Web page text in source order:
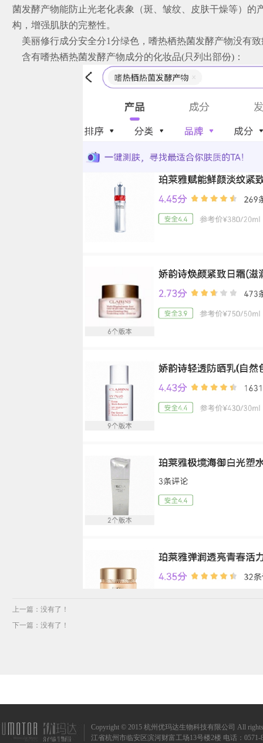
菌发酵产物能防止光老化表象（斑、皱纹、皮肤干燥等）的
构，增强肌肤的完整性。
美丽修行成分安全分1分绿色，嗜热栖热菌发酵产物没有
含有嗜热栖热菌发酵产物成分的化妆品(只列出部份)：
上一篇：没有了！
下一篇：没有了！
Copyright © 2015 杭州优玛达生物科技有限公司 All rights
江省杭州市临安区滨河财富工场13号楼2楼 电话：0571-